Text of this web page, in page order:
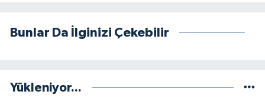
Bunlar Da İlginizi Çekebilir
Yükleniyor...